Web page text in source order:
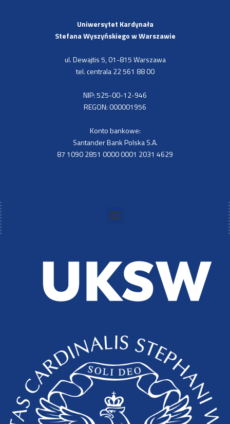
Uniwersytet Kardynała
Stefana Wyszyńskiegow Warszawie
ul. Dewajtis 5, 01-815 Warszawa
tel. centrala 22 561 88 00
NIP: 525-00-12-946
REGON: 000001956
Konto bankowe:
Santander Bank Polska S.A.
87 1090 2851 0000 0001 2031 4629